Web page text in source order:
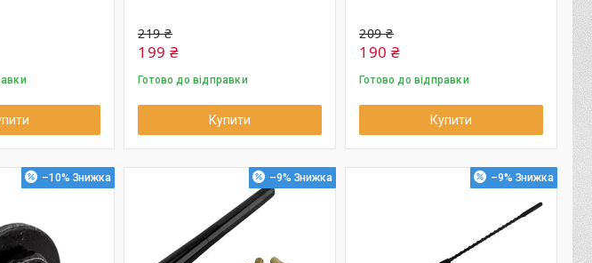
219 ₴
199 ₴
Готово до відправки
Купити
209 ₴
190 ₴
Готово до відправки
Купити
–10% –9% –9%